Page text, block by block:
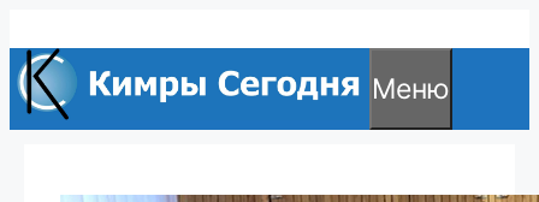
к
содержимому
Меню